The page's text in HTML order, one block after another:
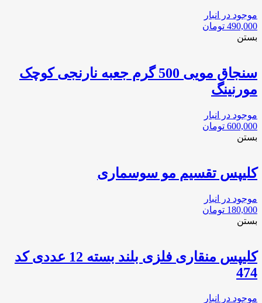
موجود در انبار
490,000 تومان
بستن
سنجاق مویی 500 گرم جعبه نارنجی کوچک
مورنینگ
موجود در انبار
600,000 تومان
بستن
کلیپس تقسیم مو سوسماری
موجود در انبار
180,000 تومان
بستن
کلیپس منقاری فلزی بلند بسته 12 عددی کد
474
موجود در انبار